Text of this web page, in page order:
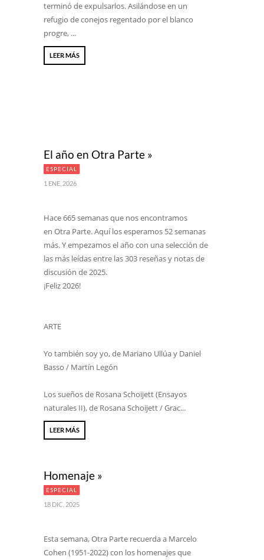
terminó de expulsarlos. Asilándose en un
refugio de conejos regentado por el blanco
progre, ...
LEER MÁS
El año en Otra Parte »
ESPECIAL
1 ENE, 2026
Hace 665 semanas que nos encontramos
en Otra Parte. Aquí los esperamos 52 semanas
más. Y empezamos el año con una selección de
las más leídas entre las 303 reseñas y notas de
discusión de 2025.
¡Feliz 2026!
ARTE
Yo también soy yo, de Mariano Ullúa y Daniel
Basso / Martín Legón
Los sueños de Rosana Schoijett (Ensayos
naturales II), de Rosana Schoijett / Grac...
LEER MÁS
Homenaje »
ESPECIAL
18 DIC, 2025
Esta semana, Otra Parte recuerda a Marcelo
Cohen (1951-2022) con los homenajes que